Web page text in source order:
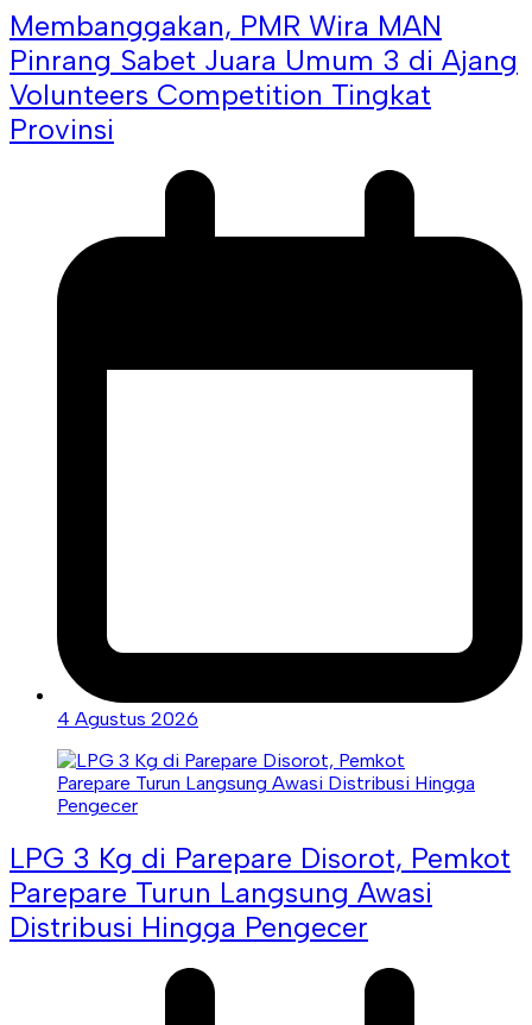
Membanggakan, PMR Wira MAN
Pinrang Sabet Juara Umum 3 di Ajang
Volunteers Competition Tingkat
Provinsi
4 Agustus 2026
LPG 3 Kg di Parepare Disorot, Pemkot
Parepare Turun Langsung Awasi
Distribusi Hingga Pengecer